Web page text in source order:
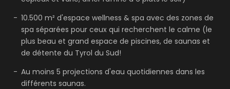
10.500 m² d'espace wellness & spa avec des zones de
spa séparées pour ceux qui recherchent le calme (le
plus beau et grand espace de piscines, de saunas et
de détente du Tyrol du Sud!
Au moins 5 projections d'eau quotidiennes dans les
différents saunas.